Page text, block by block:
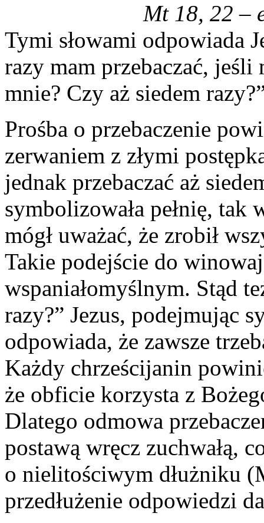
Mt 18, 22 –
Tymi słowami odpowiada
razy mam przebaczać,
mnie? Czy aż siedem
Prośba o przebaczenie
zerwaniem z złymi
jednak przebaczać aż
symbolizowała pełnię, tak
mógł uważać, że zrobił
Takie podejście do
wspaniałomyślnym. Stąd
razy?” Jezus, podejmując
odpowiada, że zawsze
Każdy chrześcijanin
że obficie korzysta z
Dlatego odmowa
postawą wręcz zuchwałą,
o nielitościwym dłużniku
przedłużenie odpowiedzi